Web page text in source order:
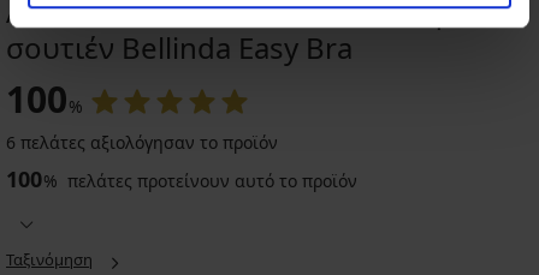
ΑΞΙΟΛΟΓΗΣΗ ΠΡΟΪΟΝΤΟΣ Αθλητικό
σουτιέν Bellinda Easy Bra
100%
6 πελάτες αξιολόγησαν το προϊόν
100% πελάτες προτείνουν αυτό το προϊόν
Ταξινόμηση